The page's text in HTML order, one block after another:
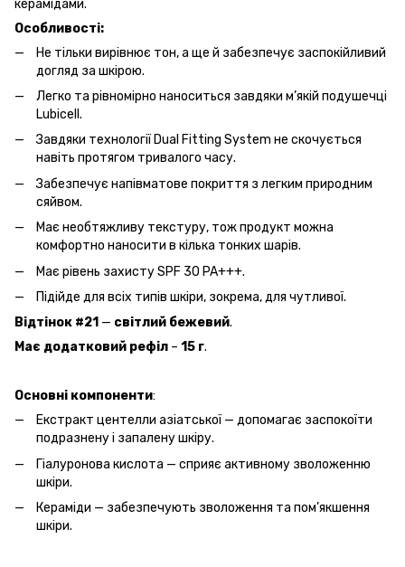
керамідами.
Особливості:
Не тільки вирівнює тон, а ще й забезпечує заспокійливий
догляд за шкірою.
Легко та рівномірно наноситься завдяки м’якій подушечці
Lubicell.
Завдяки технології Dual Fitting System не скочується
навіть протягом тривалого часу.
Забезпечує напівматове покриття з легким природним
сяйвом.
Має необтяжливу текстуру, тож продукт можна
комфортно наносити в кілька тонких шарів.
Має рівень захисту SPF 30 PA+++.
Підійде для всіх типів шкіри, зокрема, для чутливої.
Відтінок #21 — світлий бежевий.
Має додатковий рефіл – 15 г.
Основні компоненти:
Екстракт центелли азіатської — допомагає заспокоїти
подразнену і запалену шкіру.
Гіалуронова кислота — сприяє активному зволоженню
шкіри.
Кераміди — забезпечують зволоження та пом’якшення
шкіри.